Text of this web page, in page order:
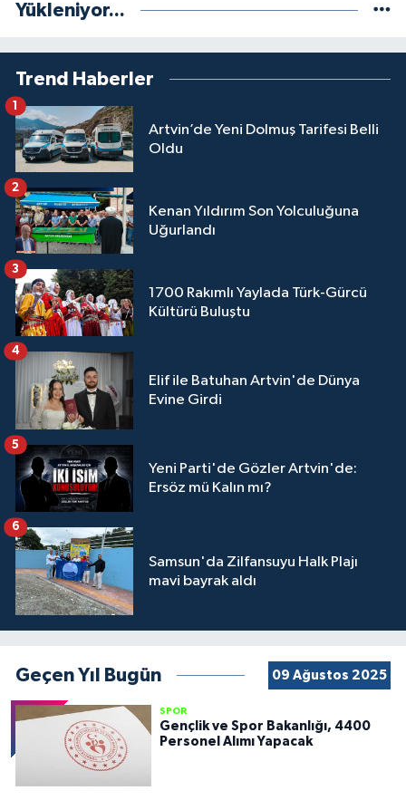
Yükleniyor...
Trend Haberler
Artvin’de Yeni Dolmuş Tarifesi Belli
Oldu
1
Kenan Yıldırım Son Yolculuğuna
Uğurlandı
2
1700 Rakımlı Yaylada Türk-Gürcü
Kültürü Buluştu
3
Elif ile Batuhan Artvin'de Dünya
Evine Girdi
4
Yeni Parti'de Gözler Artvin'de:
Ersöz mü Kalın mı?
5
Samsun'da Zilfansuyu Halk Plajı
mavi bayrak aldı
6
Geçen Yıl Bugün 09 Ağustos 2025
SPOR
Gençlik ve Spor Bakanlığı, 4400
Personel Alımı Yapacak